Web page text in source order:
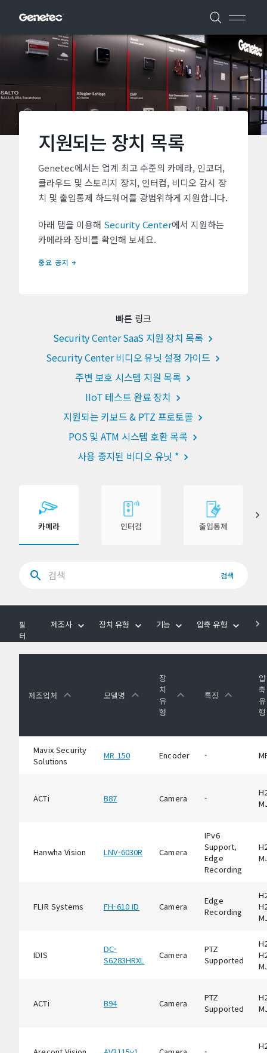
지원되는 장치 목록
Genetec에서는 업계 최고 수준의 카메라, 인코더,
클라우드 및 스토리지 장치, 인터컴, 비디오 감시 장
치 및 출입통제 하드웨어를 광범위하게 지원합니다.
아래 탭을 이용해 Security Center에서 지원하는
카메라와 장비를 확인해 보세요.
중요 공지 +
빠른 링크
Security Center SaaS 지원 장치 목록
Security Center 비디오 유닛 설정 가이드
주변 보호 시스템 지원 목록
IIoT 테스트 완료 장치
지원되는 키보드 & PTZ 프로토콜
POS 및 ATM 시스템 호환 목록
사용 중지된 비디오 유닛 *
카메라 인터컴 출입통제
검색
필
터
제조사 장치 유형 기능 압축 유형 음
제조업체 모델명
장
치
유
형
특징
압
축
유
형
Mavix Security
Solutions
MR 150 Encoder -
ACTi B87 Camera -
Hanwha Vision LNV-6030R Camera
IPv6
Support,
Edge
Recording
FLIR Systems FH-610 ID Camera
Edge
Recording
IDIS
DC-
S6283HRXL
Camera
PTZ
Supported
ACTi B94 Camera
PTZ
Supported